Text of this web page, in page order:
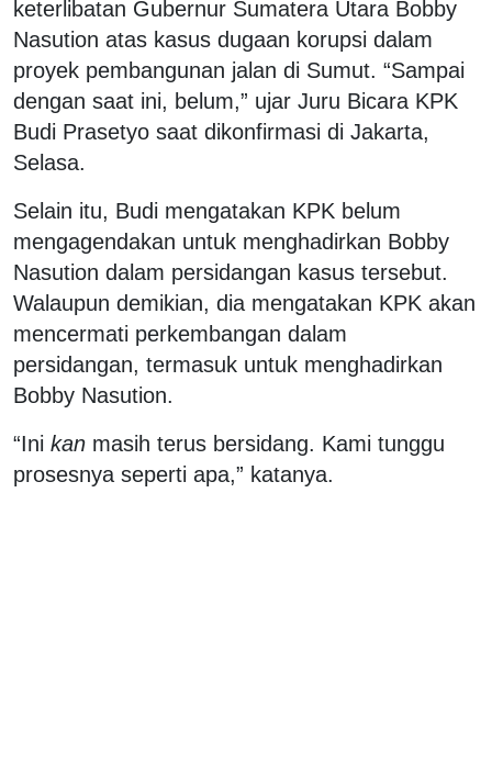
keterlibatan Gubernur Sumatera Utara Bobby
Nasution atas kasus dugaan korupsi dalam
proyek pembangunan jalan di Sumut. “Sampai
dengan saat ini, belum,” ujar Juru Bicara KPK
Budi Prasetyo saat dikonfirmasi di Jakarta,
Selasa.
Selain itu, Budi mengatakan KPK belum
mengagendakan untuk menghadirkan Bobby
Nasution dalam persidangan kasus tersebut.
Walaupun demikian, dia mengatakan KPK akan
mencermati perkembangan dalam
persidangan, termasuk untuk menghadirkan
Bobby Nasution.
“Ini kan masih terus bersidang. Kami tunggu
prosesnya seperti apa,” katanya.